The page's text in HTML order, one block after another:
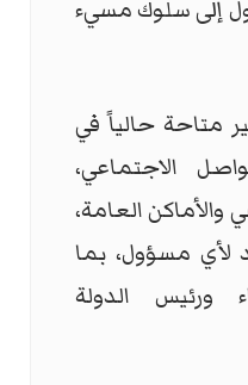
إلى سلوك مسيء
متاحة حالياً في
الاجتماعي،
والأماكن العامة،
لأي مسؤول، بما
ورئيس الدولة